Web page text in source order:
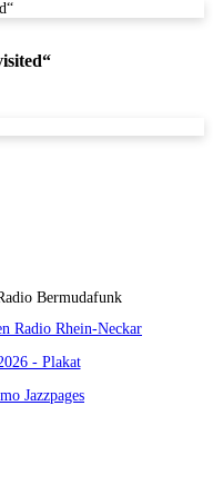
Radio Rhein-Neckar